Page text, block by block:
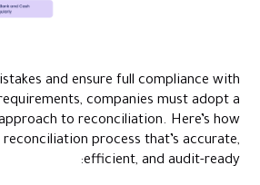
and ensure full compliance with
companies must adopt a
to reconciliation. Here’s how
process that’s accurate,
efficient, and audit-ready: